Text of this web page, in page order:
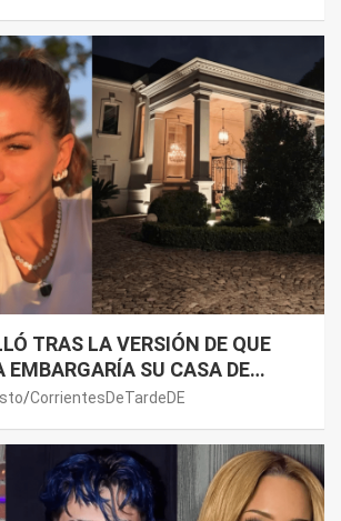
TRAS LA VERSIÓN DE QUE
EMBARGARÍA SU CASA DE
RASCAR DE ALGÚN
CorrientesDeTardeDE